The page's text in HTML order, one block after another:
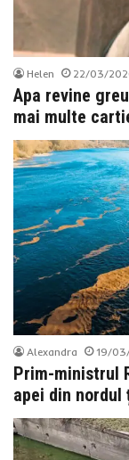
Helen 22/03/
Apa revine
mai multe
Alexandra 19/
Prim-ministrul
apei din